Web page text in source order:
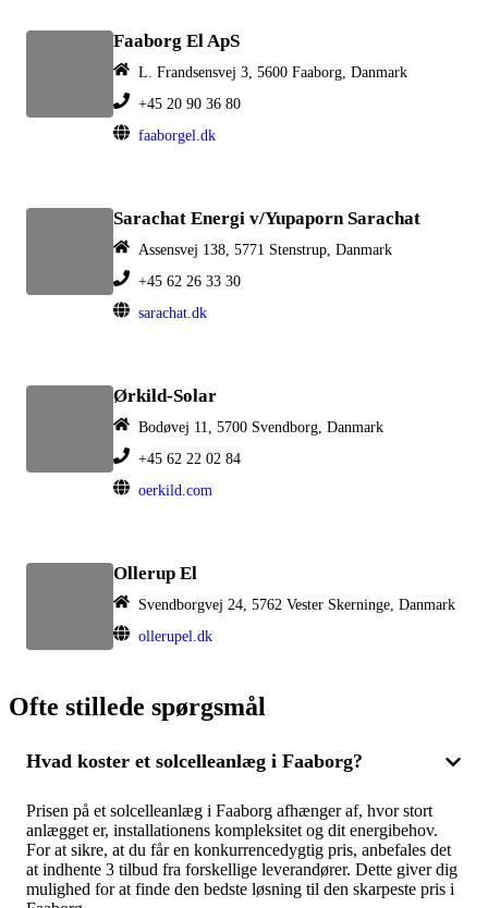
Faaborg El ApS
L. Frandsensvej 3, 5600 Faaborg, Danmark
+45 20 90 36 80
faaborgel.dk
Sarachat Energi v/Yupaporn Sarachat
Assensvej 138, 5771 Stenstrup, Danmark
+45 62 26 33 30
sarachat.dk
Ørkild-Solar
Bodøvej 11, 5700 Svendborg, Danmark
+45 62 22 02 84
oerkild.com
Ollerup El
Svendborgvej 24, 5762 Vester Skerninge, Danmark
ollerupel.dk
Ofte stillede spørgsmål
Hvad koster et solcelleanlæg i Faaborg?
Prisen på et solcelleanlæg i Faaborg afhænger af, hvor stort
anlægget er, installationens kompleksitet og dit energibehov.
For at sikre, at du får en konkurrencedygtig pris, anbefales det
at indhente 3 tilbud fra forskellige leverandører. Dette giver dig
mulighed for at finde den bedste løsning til den skarpeste pris i